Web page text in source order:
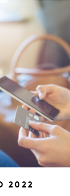
2022